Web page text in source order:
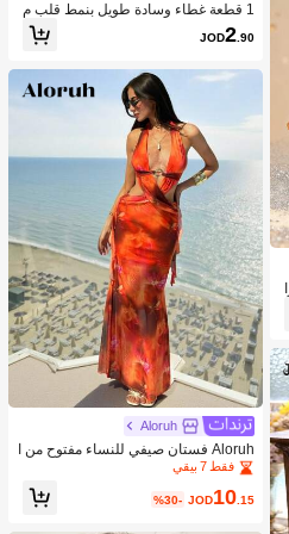
1 قطعة غطاء وسادة طويل بنمط قلب م
ن 100% بوليستر، مناسب لديكور السري
ر (الحشو غير مشمول)
JOD2.90
Aloruh
Aloruh فستان صيفي للنساء مفتوح من ا
لظهر وملتف عند الرقبة
فقط 7 بيقي
JOD10.15
%30-